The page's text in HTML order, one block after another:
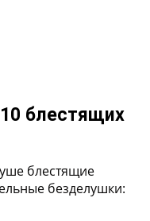
блестящих
блестящие
безделушки: